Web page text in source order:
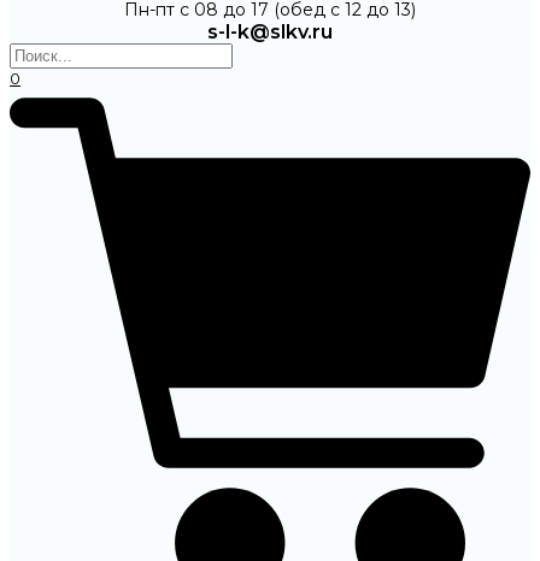
Пн-пт с 08 до 17 (обед с 12 до 13)
s-l-k@slkv.ru
0